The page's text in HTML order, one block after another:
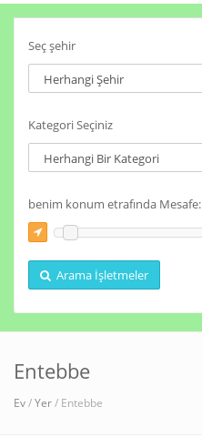
Seç şehir
Kategori Seçiniz
benim konum etrafında Mesafe:
Arama İşletmeler
Entebbe
Ev/Yer/ Entebbe